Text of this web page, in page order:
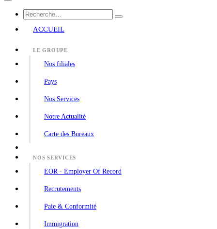
ACCUEIL
LE GROUPE
Nos filiales
Pays
Nos Services
Notre Actualité
Carte des Bureaux
NOS SERVICES
EOR - Employer Of Record
Recrutements
Paie & Conformité
Immigration